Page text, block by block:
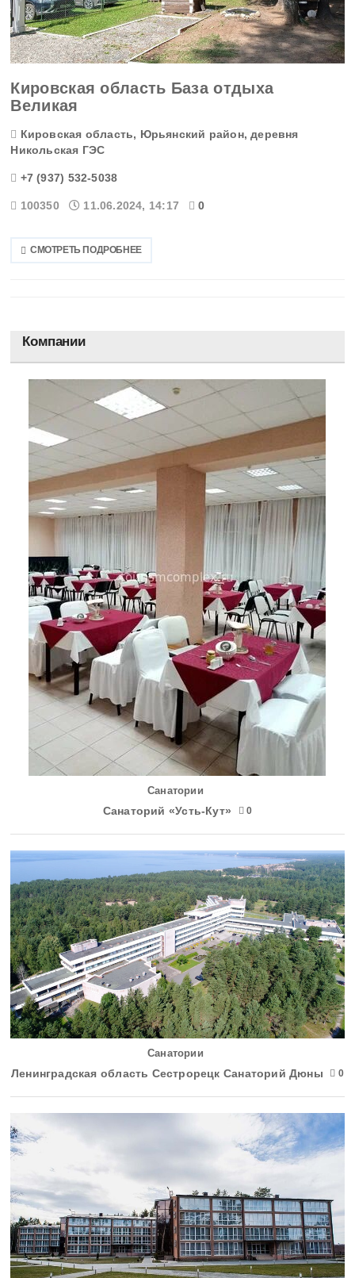
Кировская область База отдыха
Великая
Кировская область, Юрьянский район, деревня
Никольская ГЭС
+7 (937) 532-5038
100350 11.06.2024, 14:17 0
СМОТРЕТЬ ПОДРОБНЕЕ
Компании
Санатории
Санаторий «Усть-Кут» 0
Санатории
Ленинградская область Сестрорецк Санаторий Дюны 0